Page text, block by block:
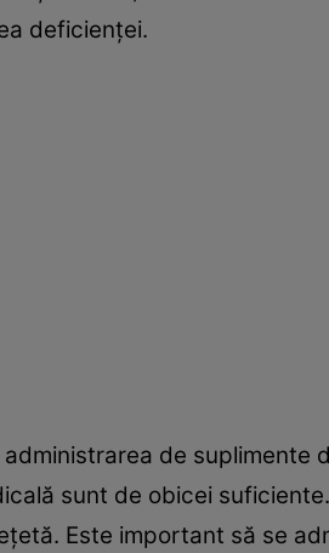
deficienței.
de suplimente
sunt de obicei
Este important să se